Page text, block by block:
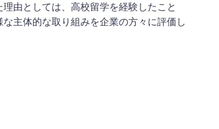
由としては、高校留学を経験したこと
主体的な取り組みを企業の方々に評価し